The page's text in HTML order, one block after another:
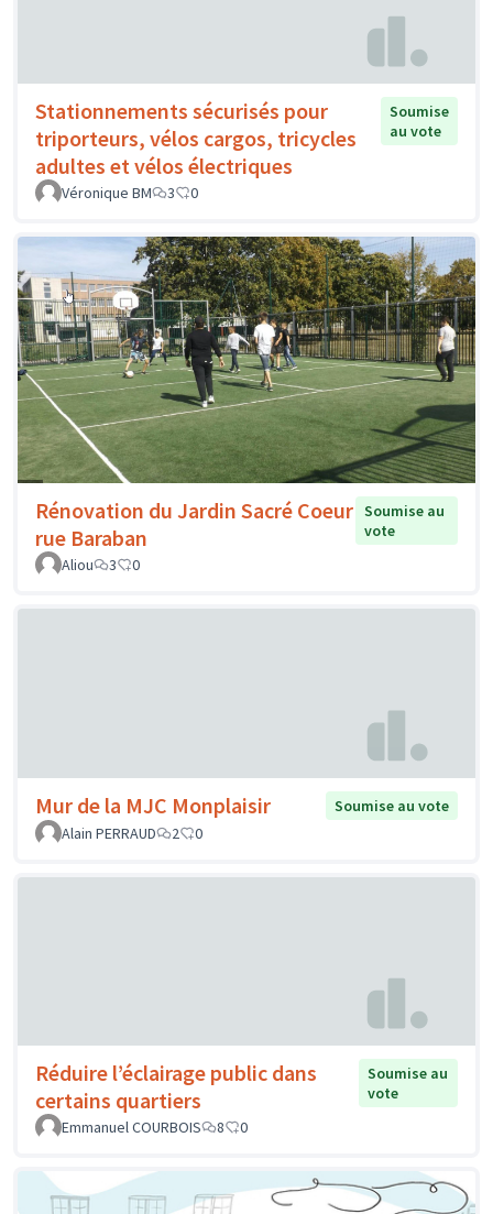
Stationnements sécurisés pour
triporteurs, vélos cargos, tricycles
adultes et vélos électriques
Soumise
au vote
Véronique BM 3 0
Rénovation du Jardin Sacré Coeur
rue Baraban
Soumise au
vote
Aliou
3 0
Mur de la MJC Monplaisir
Soumise au vote
Alain PERRAUD
2 0
Réduire l’éclairage public dans
certains quartiers
Soumise au
vote
Emmanuel COURBOIS
8 0